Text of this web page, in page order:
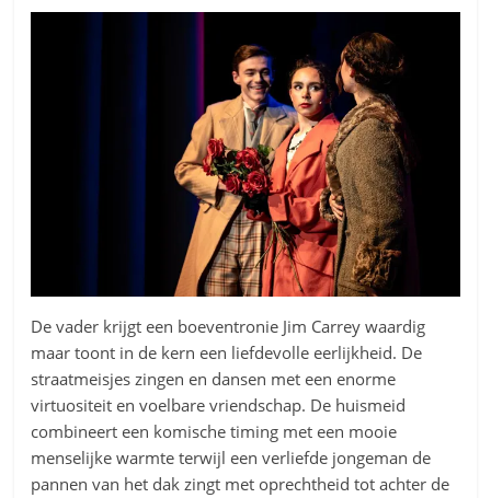
De vader krijgt een boeventronie Jim Carrey waardig
maar toont in de kern een liefdevolle eerlijkheid. De
straatmeisjes zingen en dansen met een enorme
virtuositeit en voelbare vriendschap. De huismeid
combineert een komische timing met een mooie
menselijke warmte terwijl een verliefde jongeman de
pannen van het dak zingt met oprechtheid tot achter de